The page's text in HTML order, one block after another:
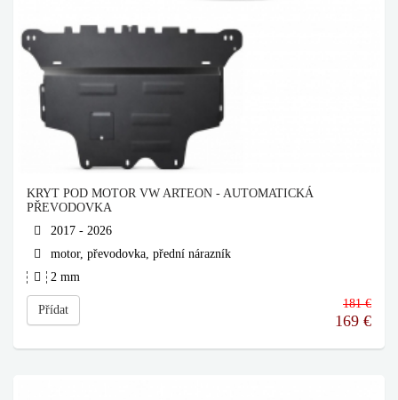
KRYT POD MOTOR VW ARTEON - AUTOMATICKÁ
PŘEVODOVKA
2017 - 2026
motor, převodovka, přední nárazník
2 mm
Přídat 181 €
169 €